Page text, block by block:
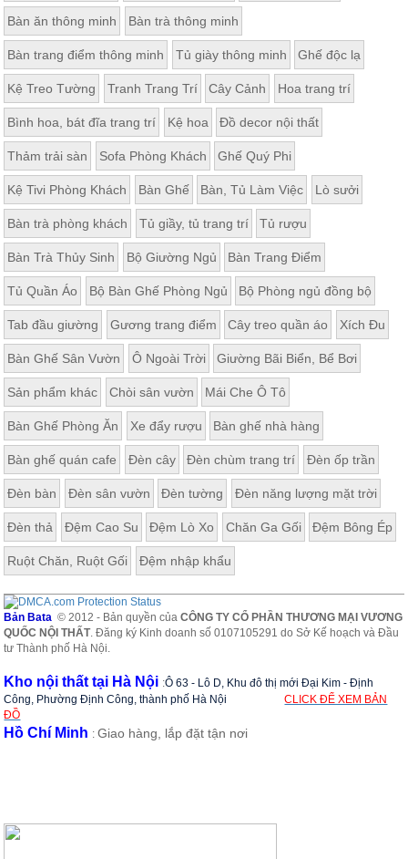
Bàn ăn thông minh Bàn trà thông minh
Bàn trang điểm thông minh Tủ giày thông minh Ghế độc lạ
Kệ Treo Tường Tranh Trang Trí Cây Cảnh Hoa trang trí
Bình hoa, bát đĩa trang trí Kệ hoa Đồ decor nội thất
Thảm trải sàn Sofa Phòng Khách Ghế Quý Phi
Kệ Tivi Phòng Khách Bàn Ghế Bàn, Tủ Làm Việc Lò sưởi
Bàn trà phòng khách Tủ giầy, tủ trang trí Tủ rượu
Bàn Trà Thủy Sinh Bộ Giường Ngủ Bàn Trang Điểm
Tủ Quần Áo Bộ Bàn Ghế Phòng Ngủ Bộ Phòng ngủ đồng bộ
Tab đầu giường Gương trang điểm Cây treo quần áo Xích Đu
Bàn Ghế Sân Vườn Ô Ngoài Trời Giường Bãi Biển, Bể Bơi
Sản phẩm khác Chòi sân vườn Mái Che Ô Tô
Bàn Ghế Phòng Ăn Xe đẩy rượu Bàn ghế nhà hàng
Bàn ghế quán cafe Đèn cây Đèn chùm trang trí Đèn ốp trần
Đèn bàn Đèn sân vườn Đèn tường Đèn năng lượng mặt trời
Đèn thả Đệm Cao Su Đệm Lò Xo Chăn Ga Gối Đệm Bông Ép
Ruột Chăn, Ruột Gối Đệm nhập khẩu
Bản Bata © 2012 - Bản quyền củaCÔNG TY CỔ PHẦN THƯƠNG MẠI VƯƠNG
QUỐC NỘI THẤT. Đăng ký Kinh doanh số 0107105291 do Sở Kế hoạch và Đầu
tư Thành phố Hà Nội.
Kho nội thất tại Hà Nội :Ô 63 - Lô D, Khu đô thị mới Đại Kim - Định
Công, Phường Định Công, thành phố Hà Nội
CLICK ĐỂ XEM BẢN
ĐỒ
Hồ Chí Minh :Giao hàng, lắp đặt tận nơi